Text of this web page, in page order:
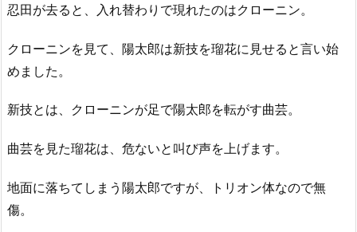
忍田が去ると、入れ替わりで現れたのはクローニン。
クローニンを見て、陽太郎は新技を瑠花に見せると言い始
めました。
新技とは、クローニンが足で陽太郎を転がす曲芸。
曲芸を見た瑠花は、危ないと叫び声を上げます。
地面に落ちてしまう陽太郎ですが、トリオン体なので無
傷。